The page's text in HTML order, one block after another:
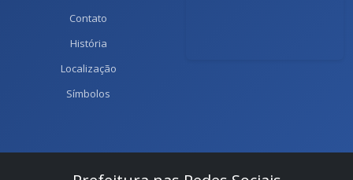
Contato
História
Localização
Símbolos